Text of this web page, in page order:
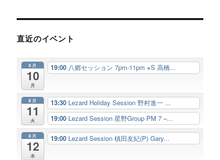
直近のイベント
8月
10
月
19:00 八郷セッション 7pm-11pm ※S 高橋...
8月
11
火
13:30 Lezard Holiday Session 野村進一 ...
19:00 Lezard Session 星野Group PM 7 –...
8月
12
水
19:00 Lezard Session 槙田友紀(P) Gary...